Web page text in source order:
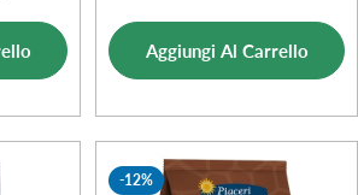
vendita
Aggiungi Al Carrello
-12%